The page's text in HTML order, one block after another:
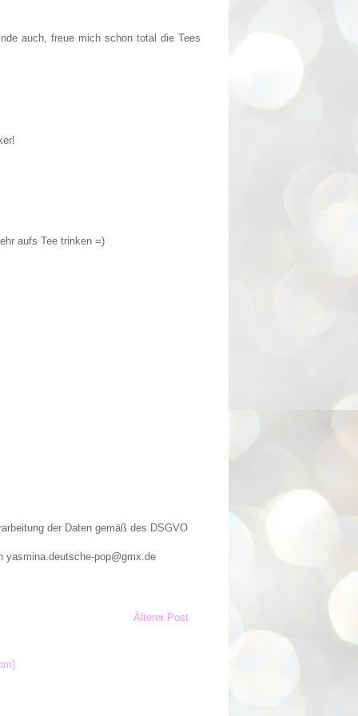
auch, freue mich schon total die Tees
aufs Tee trinken =)
der Daten gemäß des DSGVO
yasmina.deutsche-pop@gmx.de
Älterer Post